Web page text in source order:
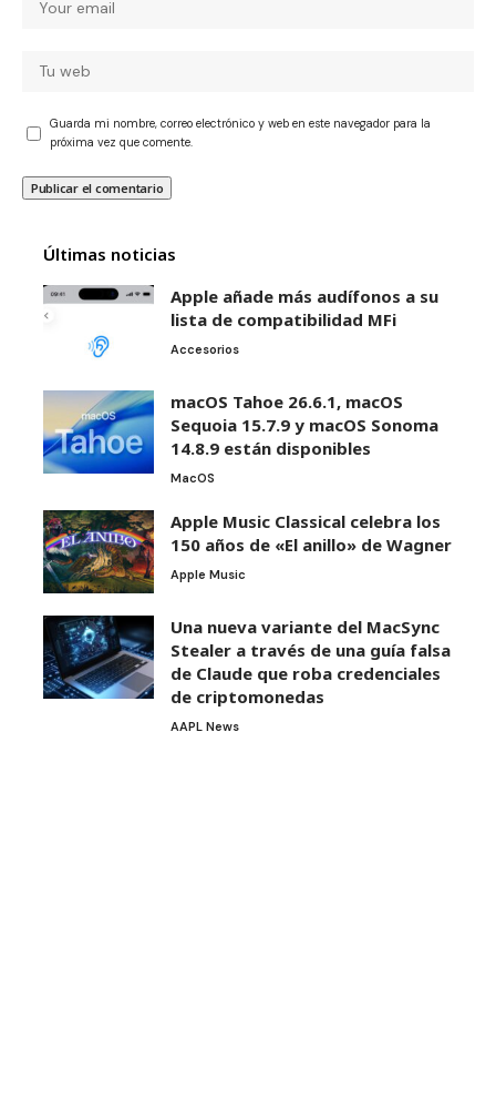
Guarda mi nombre, correo electrónico y web en este navegador para la
próxima vez que comente.
Últimas noticias
Apple añade más audífonos a su
lista de compatibilidad MFi
Accesorios
macOS Tahoe 26.6.1, macOS
Sequoia 15.7.9 y macOS Sonoma
14.8.9 están disponibles
MacOS
Apple Music Classical celebra los
150 años de «El anillo» de Wagner
Apple Music
Una nueva variante del MacSync
Stealer a través de una guía falsa
de Claude que roba credenciales
de criptomonedas
AAPL News